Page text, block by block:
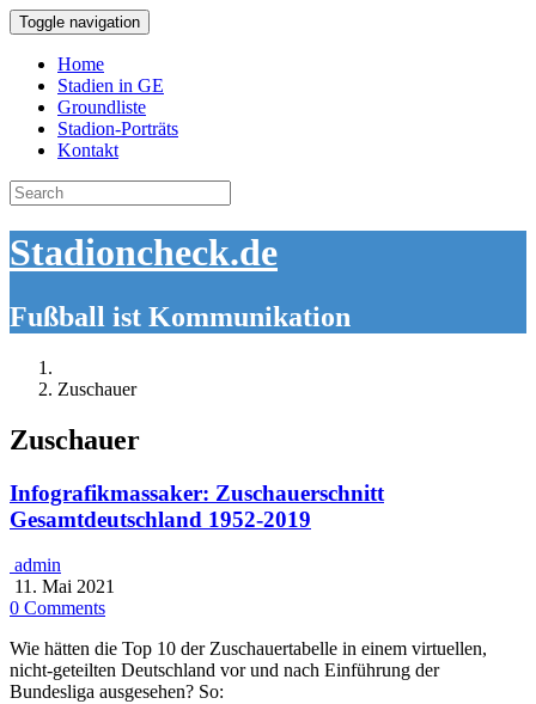
Toggle navigation
Home
Stadien in GE
Groundliste
Stadion-Porträts
Kontakt
Search
for:
Stadioncheck.de
Fußball ist Kommunikation
Zuschauer
Zuschauer
Infografikmassaker: Zuschauerschnitt
Gesamtdeutschland 1952-2019
admin
11. Mai 2021
0 Comments
Wie hätten die Top 10 der Zuschauertabelle in einem virtuellen,
nicht-geteilten Deutschland vor und nach Einführung der
Bundesliga ausgesehen? So: